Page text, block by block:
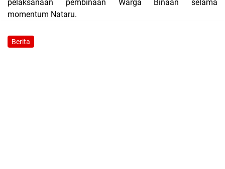
pelaksanaan pembinaan Warga Binaan selama
momentum Nataru.
Berita